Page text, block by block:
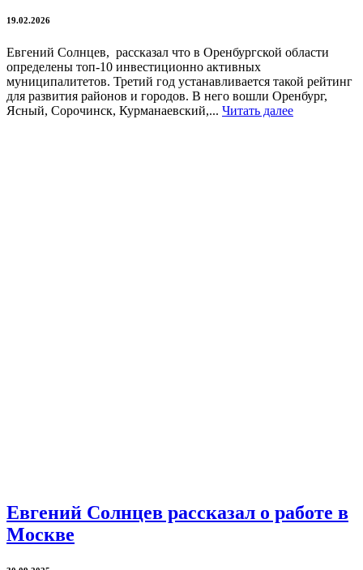
19.02.2026
Евгений Солнцев, рассказал что в Оренбургской области
определены топ-10 инвестиционно активных
муниципалитетов. Третий год устанавливается такой рейтинг
для развития районов и городов. В него вошли Оренбург,
Ясный, Сорочинск, Курманаевский,... Читать далее
Евгений Солнцев рассказал о работе в
Москве